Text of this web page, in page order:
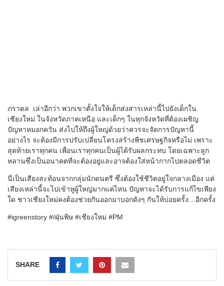
ภราดล เล่าอีกว่า พวกเขาตั้งใจให้เด็กส่งสารเหล่านี้ไปยังเด็กใน
เชียงใหม่ ในจังหวัดภาคเหนือ และเด็กๆ ในทุกจังหวัดที่ต้องเผชิญ
ปัญหาหมอกควัน ส่งไปให้ถึงผู้ใหญ่ด้วยว่าควรจะจัดการปัญหานี้
อย่างไร จะต้องมีการปรับเปลี่ยนโครงสร้างพืชเศรษฐกิจหรือไม่ เพราะ
สุดท้ายเราทุกคน เพื่อนเราทุกคนเป็นผู้ได้รับผลกระทบ โดยเฉพาะลูก
หลานซึ่งเป็นอนาคตที่จะต้องอยู่และอาจต้องใส่หน้ากากไปตลอดชีวิต
นี่เป็นเสียงสะท้อนจากกลุ่มนักดนตรี ซึ่งต้องใช้ชีวิตอยู่ใจกลางเมือง แต่
เสียงเหล่านี้จะไปเข้าหูผู้ใหญ่มากแค่ไหน ปัญหาจะได้รับการแก้ไขเพียง
ใด ชาวเชียงใหม่คงต้องช่วยกันออกมาบอกดังๆ กันให้บ่อยครั้ง…อีกครั้ง
#igreenstory #/ฝุ่นพิษ #เชียงใหม่ #PM
SHARE